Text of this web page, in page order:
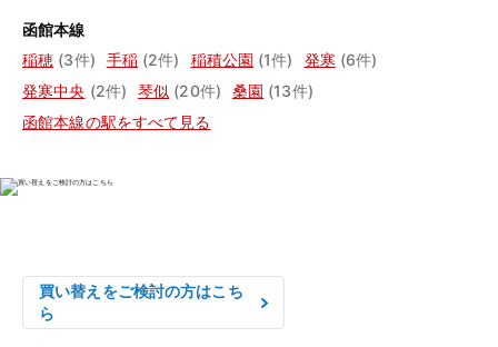
函館本線
稲穂 (3件) 手稲 (2件) 稲積公園 (1件) 発寒 (6件)
発寒中央 (2件) 琴似 (20件) 桑園 (13件)
函館本線の駅をすべて見る
買い替えをご検討の方はこち
ら